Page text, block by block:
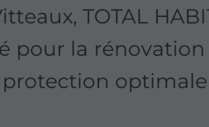
TOTAL
pour la rénovation